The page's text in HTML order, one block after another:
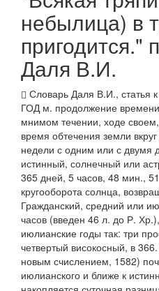
небылица) в
пригодится."
Даля В.И.
Словарь Даля В.И., статья
ГОДм. продолжение
мнимом течении, ходе
время обтечения земли
недели с одним или с двумя
истинный, солнечный или
365 дней, 5 часов, 48 мин.,
кругооборота солнца,
Гражданский, средний или
часов (введен 46 л. до Р.
июлианские годы так: три
четвертый високосный, в 366.
новым счислением, 1582)
июлианского и ближе к